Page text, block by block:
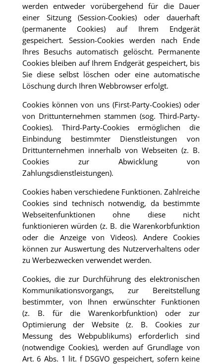
werden entweder vorübergehend für die Dauer
einer Sitzung (Session-Cookies) oder dauerhaft
(permanente Cookies) auf Ihrem Endgerät
gespeichert. Session-Cookies werden nach Ende
Ihres Besuchs automatisch gelöscht. Permanente
Cookies bleiben auf Ihrem Endgerät gespeichert, bis
Sie diese selbst löschen oder eine automatische
Löschung durch Ihren Webbrowser erfolgt.
Cookies können von uns (First-Party-Cookies) oder
von Drittunternehmen stammen (sog. Third-Party-
Cookies). Third-Party-Cookies ermöglichen die
Einbindung bestimmter Dienstleistungen von
Drittunternehmen innerhalb von Webseiten (z. B.
Cookies zur Abwicklung von
Zahlungsdienstleistungen).
Cookies haben verschiedene Funktionen. Zahlreiche
Cookies sind technisch notwendig, da bestimmte
Webseitenfunktionen ohne diese nicht
funktionieren würden (z. B. die Warenkorbfunktion
oder die Anzeige von Videos). Andere Cookies
können zur Auswertung des Nutzerverhaltens oder
zu Werbezwecken verwendet werden.
Cookies, die zur Durchführung des elektronischen
Kommunikationsvorgangs, zur Bereitstellung
bestimmter, von Ihnen erwünschter Funktionen
(z. B. für die Warenkorbfunktion) oder zur
Optimierung der Website (z. B. Cookies zur
Messung des Webpublikums) erforderlich sind
(notwendige Cookies), werden auf Grundlage von
Art. 6 Abs. 1 lit. f DSGVO gespeichert, sofern keine